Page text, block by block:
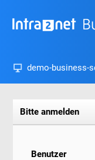
demo-business-
Bitte anmelden
Benutzer